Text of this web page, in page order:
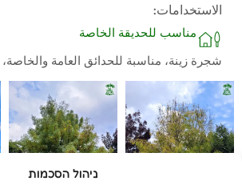
ניהול הסכמות
الاستخدامات:
مناسب للحديقة الخاصة
شجرة زينة، مناسبة للحدائق العامة